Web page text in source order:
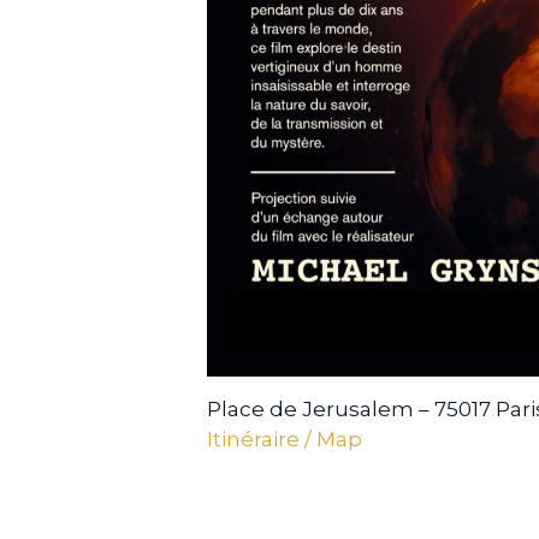
Place de Jerusalem – 75017
Itinéraire / Map